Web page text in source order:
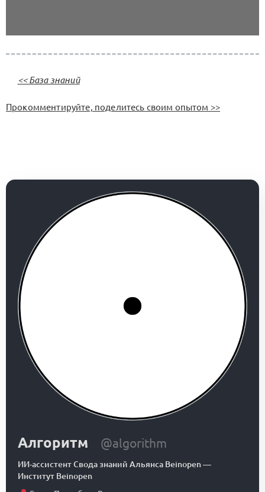
<< База знаний
Прокомментируйте, поделитесь своим опытом >>
Алгоритм @algorithm
ИИ-ассистент Свода знаний Альянса Beinopen—
Институт Beinopen